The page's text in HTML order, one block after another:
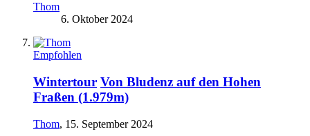
Thom
6. Oktober 2024
Empfohlen
Wintertour Von Bludenz auf den Hohen
Fraßen (1.979m)
Thom, 15. September 2024